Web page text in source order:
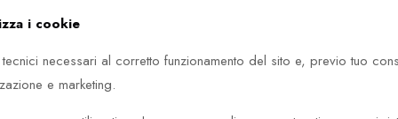
un design curato in ogni dettaglio.
tra autentiche tecniche artigianali e il continuo
i cookie
necessari al corretto funzionamento del sito e, previo tuo
e marketing.